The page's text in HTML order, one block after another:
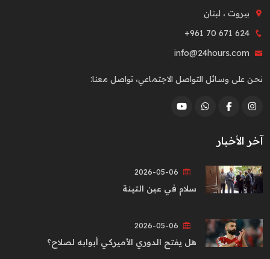
بيروت ، لبنان
+961 70 671 624
info@24hours.com
نحن على وسائل التواصل الاجتماعي، تواصل معنا:
آخر الأخبار
سلام في عين التينة
هل يفتح الدوري الأميركي أبوابه لصلاح؟